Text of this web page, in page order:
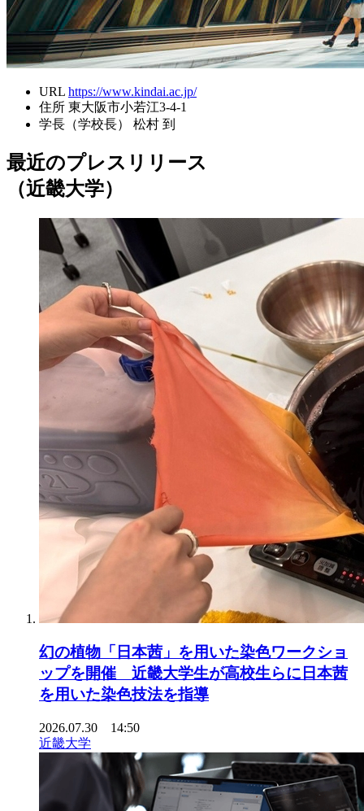
URL https://www.kindai.ac.jp/
住所 東大阪市小若江3-4-1
学長（学校長）
松村 到
最近のプレスリリース
（近畿大学）
幻の植物「日本茜」を用いた染色ワークショ
ップを開催 近畿大学生が高校生らに日本茜
を用いた染色技法を指導
2026.07.30 14:50
近畿大学